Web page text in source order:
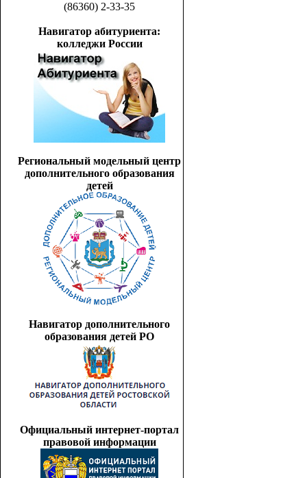
(86360) 2-33-35
Навигатор абитуриента:
колледжи России
Региональный модельный центр
дополнительного образования
детей
Навигатор дополнительного
образования детей РО
Официальный интернет-портал
правовой информации